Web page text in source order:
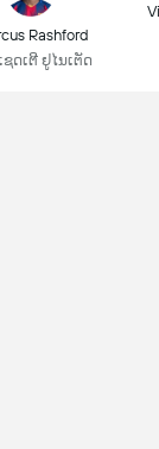
Rashford
ດເຕີ ຢູໄນເຕັດ